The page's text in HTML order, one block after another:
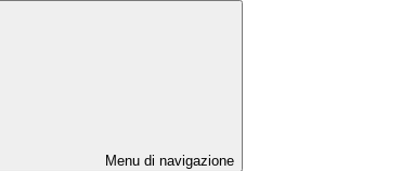
Menu di navigazione